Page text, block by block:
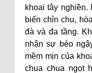
khoai tây
biến chỉn chu,
đà và đa tầng.
nhận sự béo
mềm mịn của
chua chua ngọt